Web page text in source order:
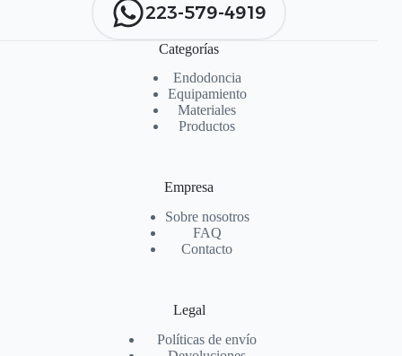
223-579-4919
Categorías
Endodoncia
Equipamiento
Materiales
Productos
Empresa
Sobre nosotros
FAQ
Contacto
Legal
Políticas de envío